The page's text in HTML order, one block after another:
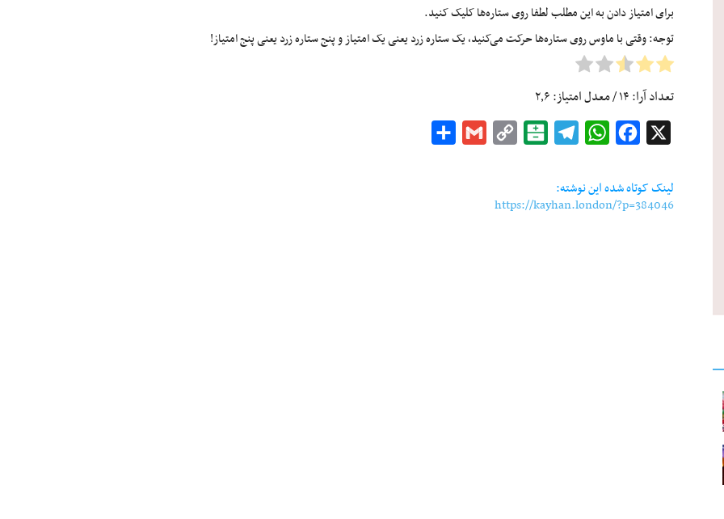
برای امتیاز دادن به این مطلب لطفا روی ستاره‌ها کلیک کنید.
توجه: وقتی با ماوس روی ستاره‌ها حرکت می‌کنید، یک ستاره زرد یعنی یک امتیاز و پنج ستاره زرد یعنی پنج امتیاز!
تعداد آرا:۱۴/ معدل امتیاز:۲٫۶
Facebook
WhatsApp
Telegram
Balatarin
Copy
Gmail
لینک کوتاه شده این نوشته:
https://kayhan.london/?p=384046